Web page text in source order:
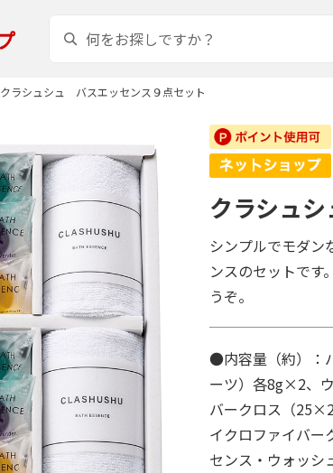
クラシュシュ バスエッセンス９点セット
クラシュ
シンプルでモダン
ンスのセットです
うぞ。
●内容量（約）：
ーツ）各8g×2、
バークロス（
イクロファイバ
センス・ウォッシ